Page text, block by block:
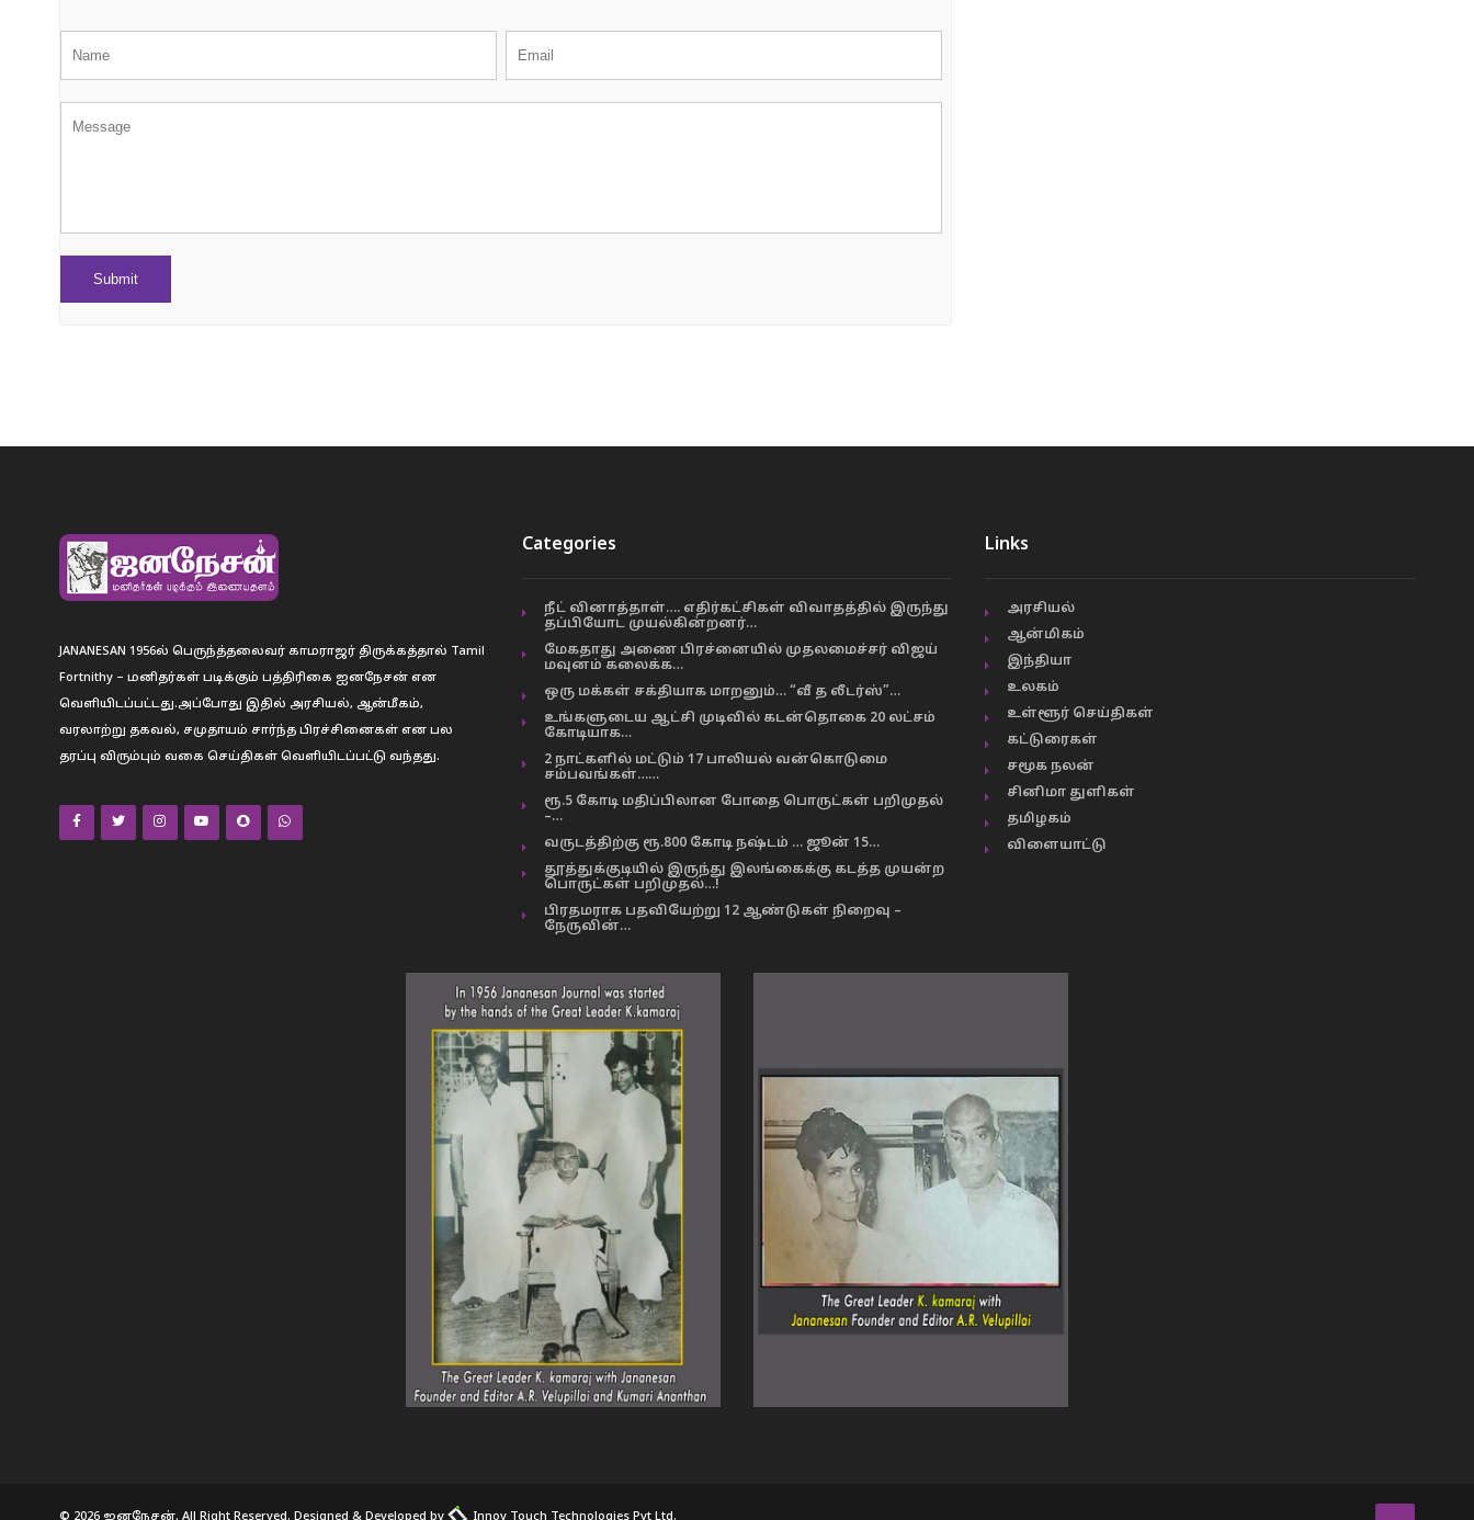
JANANESAN 1956ல் பெருந்த்தலைவர் காமராஜர் திருக்கத்தால் Tamil
Fortnithy – மனிதர்கள் படிக்கும் பத்திரிகை ஐனநேசன் என
வெளியிடப்பட்டது.அப்போது இதில் அரசியல், ஆன்மீகம்,
வரலாற்று தகவல், சமுதாயம் சார்ந்த பிரச்சினைகள் என பல
தரப்பு விரும்பும் வகை செய்திகள் வெளியிடப்பட்டு வந்தது.
Categories
நீட் வினாத்தாள்…. எதிர்கட்சிகள் விவாதத்தில் இருந்து
தப்பியோட முயல்கின்றனர்…
மேகதாது அணை பிரச்னையில் முதலமைச்சர் விஜய்
மவுனம் கலைக்க…
ஒரு மக்கள் சக்தியாக மாறனும்… “வீ த லீடர்ஸ்”…
உங்களுடைய ஆட்சி முடிவில் கடன்தொகை 20 லட்சம்
கோடியாக…
2 நாட்களில் மட்டும் 17 பாலியல் வன்கொடுமை
சம்பவங்கள்……
ரூ.5 கோடி மதிப்பிலான போதை பொருட்கள் பறிமுதல்
–…
வருடத்திற்கு ரூ.800 கோடி நஷ்டம் … ஜூன் 15…
தூத்துக்குடியில் இருந்து இலங்கைக்கு கடத்த முயன்ற
பொருட்கள் பறிமுதல்…!
பிரதமராக பதவியேற்று 12 ஆண்டுகள் நிறைவு –
நேருவின்…
Links
அரசியல்
ஆன்மிகம்
இந்தியா
உலகம்
உள்ளூர் செய்திகள்
கட்டுரைகள்
சமூக நலன்
சினிமா துளிகள்
தமிழகம்
விளையாட்டு
© 2026 ஜனநேசன். All Right Reserved. Designed & Developed by Innov Touch Technologies Pvt Ltd.